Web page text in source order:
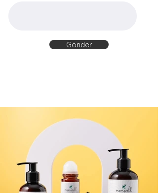
Gönder